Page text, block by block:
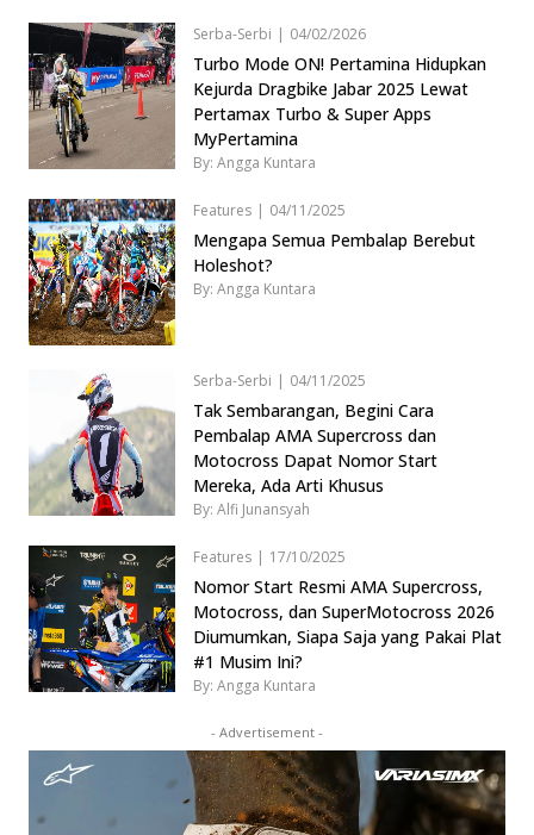
Serba-Serbi | 04/02/2026
Turbo Mode ON! Pertamina Hidupkan
Kejurda Dragbike Jabar 2025 Lewat
Pertamax Turbo & Super Apps
MyPertamina
By: Angga Kuntara
Features | 04/11/2025
Mengapa Semua Pembalap Berebut
Holeshot?
By: Angga Kuntara
Serba-Serbi | 04/11/2025
Tak Sembarangan, Begini Cara
Pembalap AMA Supercross dan
Motocross Dapat Nomor Start
Mereka, Ada Arti Khusus
By: Alfi Junansyah
Features | 17/10/2025
Nomor Start Resmi AMA Supercross,
Motocross, dan SuperMotocross 2026
Diumumkan, Siapa Saja yang Pakai Plat
#1 Musim Ini?
By: Angga Kuntara
- Advertisement -